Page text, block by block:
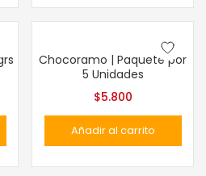
Chocoramo | Paquete por
5 Unidades
$5.800
Añadir al carrito